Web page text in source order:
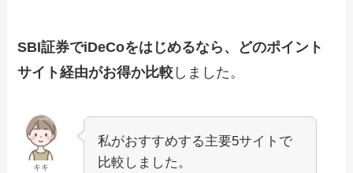
SBI証券でiDeCoをはじめるなら、どのポイント
サイト経由がお得か比較 しました。
キキ
私がおすすめする主要5サイトで
比較しました。